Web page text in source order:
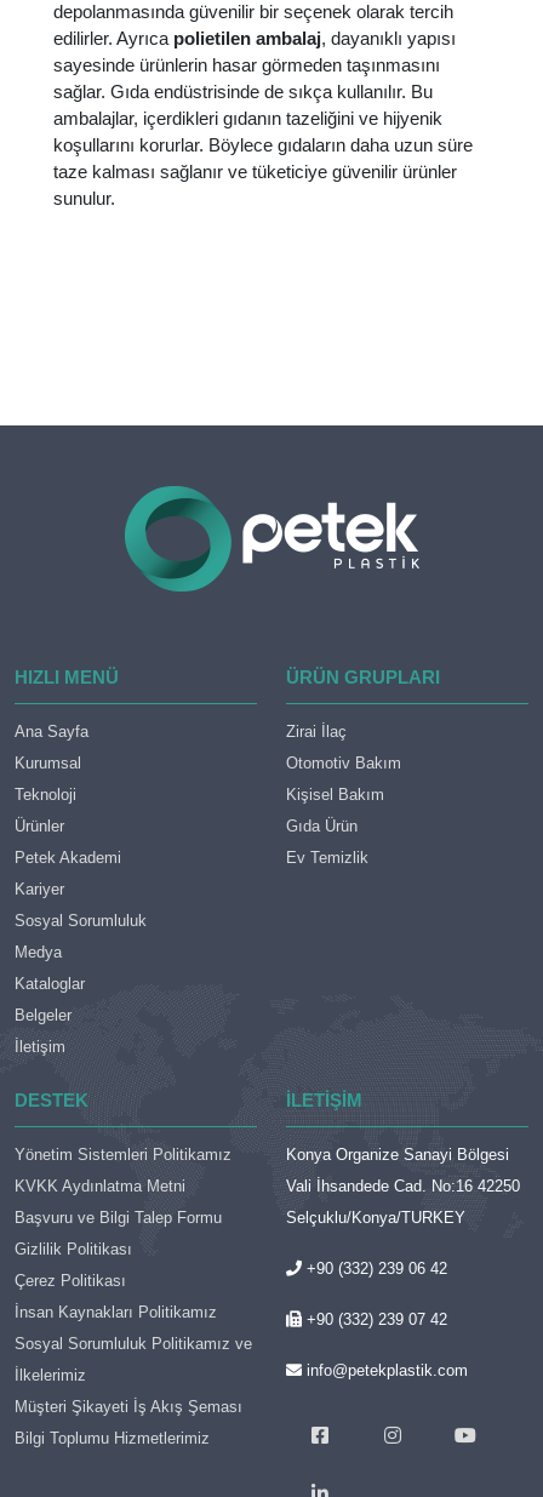
depolanmasında güvenilir bir seçenek olarak tercih
edilirler. Ayrıca polietilen ambalaj, dayanıklı yapısı
sayesinde ürünlerin hasar görmeden taşınmasını
sağlar. Gıda endüstrisinde de sıkça kullanılır. Bu
ambalajlar, içerdikleri gıdanın tazeliğini ve hijyenik
koşullarını korurlar. Böylece gıdaların daha uzun süre
taze kalması sağlanır ve tüketiciye güvenilir ürünler
sunulur.
HIZLI MENÜ
Ana Sayfa
Kurumsal
Teknoloji
Ürünler
Petek Akademi
Kariyer
Sosyal Sorumluluk
Medya
Kataloglar
Belgeler
İletişim
ÜRÜN GRUPLARI
Zirai İlaç
Otomotiv Bakım
Kişisel Bakım
Gıda Ürün
Ev Temizlik
DESTEK
Yönetim Sistemleri Politikamız
KVKK Aydınlatma Metni
Başvuru ve Bilgi Talep Formu
Gizlilik Politikası
Çerez Politikası
İnsan Kaynakları Politikamız
Sosyal Sorumluluk Politikamız ve
İlkelerimiz
Müşteri Şikayeti İş Akış Şeması
Bilgi Toplumu Hizmetlerimiz
İLETIŞIM
Konya Organize Sanayi Bölgesi
Vali İhsandede Cad. No:16 42250
Selçuklu/Konya/TURKEY
+90 (332) 239 06 42
+90 (332) 239 07 42
info@petekplastik.com